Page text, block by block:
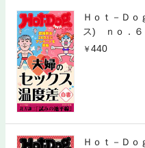
Ｈｏｔ－Ｄ
ス) ｎｏ．６
440
Ｈｏｔ－Ｄ